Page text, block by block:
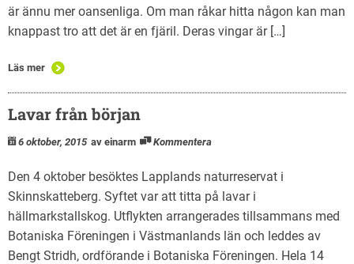
är ännu mer oansenliga. Om man råkar hitta någon kan man
knappast tro att det är en fjäril. Deras vingar är […]
Läs mer
Lavar från början
6 oktober, 2015 av einarm Kommentera
Den 4 oktober besöktes Lapplands naturreservat i
Skinnskatteberg. Syftet var att titta på lavar i
hällmarkstallskog. Utflykten arrangerades tillsammans med
Botaniska Föreningen i Västmanlands län och leddes av
Bengt Stridh, ordförande i Botaniska Föreningen. Hela 14